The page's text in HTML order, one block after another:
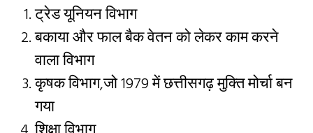
ट्रेड यूनियन विभाग
बकाया और फाल बैक वेतन को लेकर काम करने
वाला विभाग
कृषक विभाग,जो 1979 में छत्तीसगढ़ मुक्ति मोर्चा बन
गया